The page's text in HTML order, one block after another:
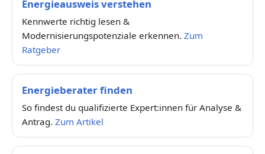
Energieausweis verstehen
Kennwerte richtig lesen &
Modernisierungspotenziale erkennen. Zum
Ratgeber
Energieberater finden
So findest du qualifizierte Expert:innen für Analyse &
Antrag. Zum Artikel